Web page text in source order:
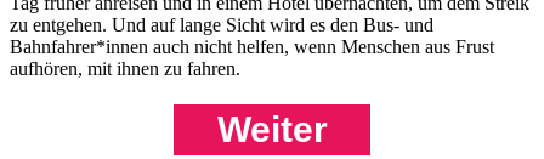
zu entgehen. Und auf lange Sicht wird es den Bus- und
Bahnfahrer*innen auch nicht helfen, wenn Menschen aus Frust
aufhören, mit ihnen zu fahren.
Weiter